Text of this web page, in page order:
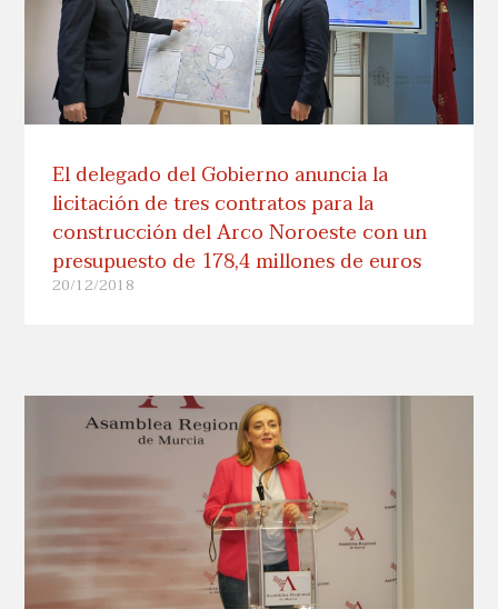
El delegado del Gobierno anuncia la
licitación de tres contratos para la
construcción del Arco Noroeste con un
presupuesto de 178,4 millones de euros
20/12/2018